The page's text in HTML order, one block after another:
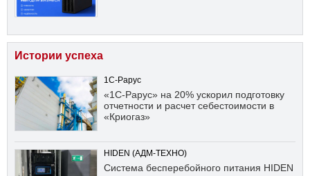
Истории успеха
1С-Рарус
«1С-Рарус» на 20% ускорил подготовку
отчетности и расчет себестоимости в
«Криогаз»
HIDEN (АДМ-ТЕХНО)
Система бесперебойного питания HIDEN